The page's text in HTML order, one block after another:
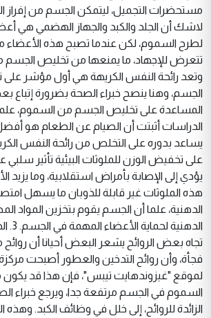
مستحضرات التجميل، ليتمكن الجسم من إفراز
لاشك أن الجلد والكبد والجهاز الهضمي هي
لطرح السموم، لكن عندما تصبح هذه الأعضاء
تتعرض للإجهاد، ما يمنعها من تخليص
وتعد رائحة النفس الكريهة هي أول مؤشر على
الجسم، وهنا ينصح خبراء الصحة بضرورة إتباع
المساعدة على تخليص الجسم من السموم،
الدراسات أثبتت أن الصيام عن الطعام هو
على تخفيض الوزن للملوثات البيئية تأثير سلبي
يؤدي إلى الإصابة بأمراض استقلابية، وما يزيد
هذه الملوثات غير قابلة للذوبان ما يسهل
الدهنية، علما أن الجسم يقوم بتخزين المواد
تجاه بعض الروائح يشعر البعض أحيانا أن
فجأة، وأن روائح التدخين والعطور أصبحت
لموقع "غيزوندهايت تيبس"، فإن هذا قد
السموم في الجسم مرتفعة جدا، ويرجع خبراء
الزائدة للروائح، إلى خلل في وظائف الكبد.